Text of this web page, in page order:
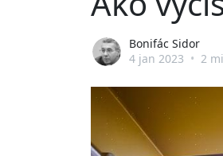
Bonifác Sidor
4 jan 2023 • 2